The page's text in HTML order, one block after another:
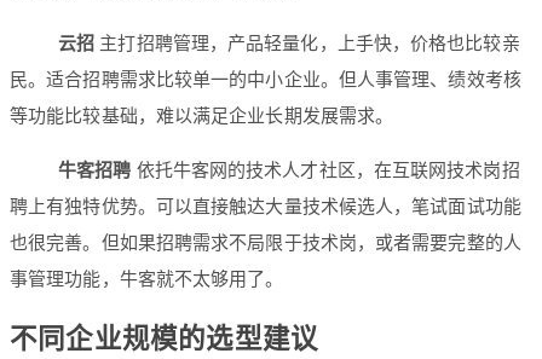
云招 主打招聘管理，产品轻量化，上手快，价格也比较亲
民。适合招聘需求比较单一的中小企业。但人事管理、绩效考核
等功能比较基础，难以满足企业长期发展需求。
牛客招聘 依托牛客网的技术人才社区，在互联网技术岗招
聘上有独特优势。可以直接触达大量技术候选人，笔试面试功能
也很完善。但如果招聘需求不局限于技术岗，或者需要完整的人
事管理功能，牛客就不太够用了。
不同企业规模的选型建议